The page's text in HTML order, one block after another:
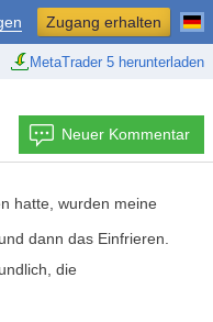
MetaTrader 5 herunterladen
Zugang erhalten
Neuer Kommentar
hatte, wurden meine
dann das Einfrieren.
die